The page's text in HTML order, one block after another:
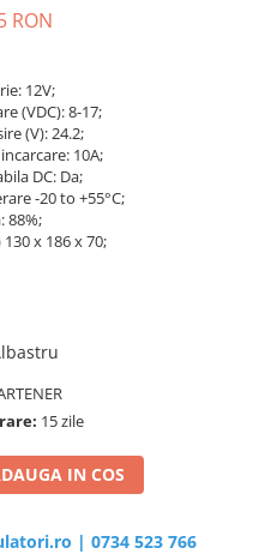
RON
12V;
(VDC): 8-17;
(V): 24.2;
10A;
DC: Da;
-20 to +55°C;
88%;
x 186 x 70;
15 zile
IN COS
| 0734 523 766